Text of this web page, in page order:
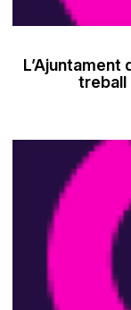
treball